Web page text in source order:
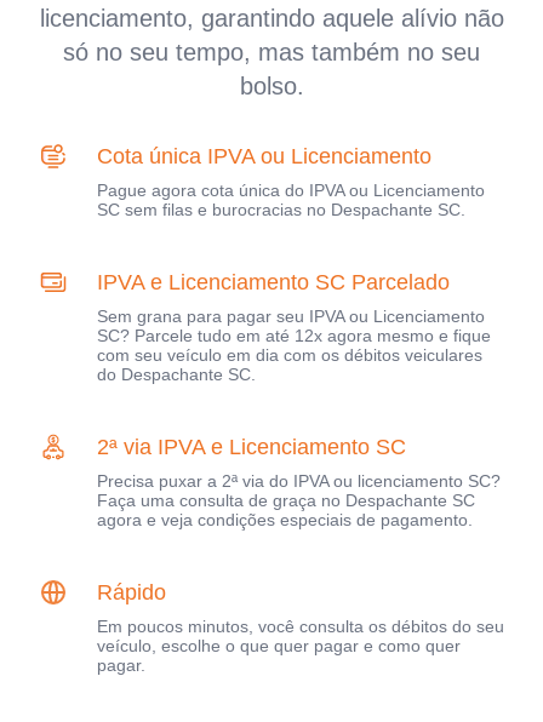
licenciamento, garantindo aquele alívio não
só no seu tempo, mas também no seu
bolso.
Cota única IPVA ou Licenciamento
Pague agora cota única do IPVA ou Licenciamento
SC sem filas e burocracias no Despachante SC.
IPVA e Licenciamento SC Parcelado
Sem grana para pagar seu IPVA ou Licenciamento
SC? Parcele tudo em até 12x agora mesmo e fique
com seu veículo em dia com os débitos veiculares
do Despachante SC.
2ª via IPVA e Licenciamento SC
Precisa puxar a 2ª via do IPVA ou licenciamento SC?
Faça uma consulta de graça no Despachante SC
agora e veja condições especiais de pagamento.
Rápido
Em poucos minutos, você consulta os débitos do seu
veículo, escolhe o que quer pagar e como quer
pagar.